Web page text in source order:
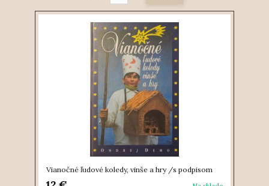
Vianočné ľudové koledy, vinše a hry /s podpisom